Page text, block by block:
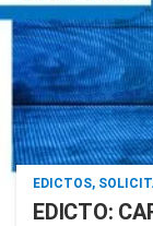
EDICTOS,
EDICTO: